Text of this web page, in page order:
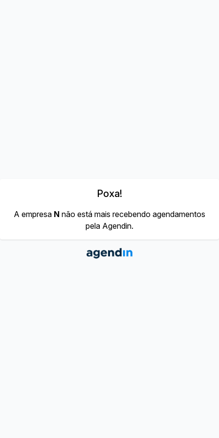
Poxa!
A empresa N não está mais recebendo agendamentos
pela Agendin.